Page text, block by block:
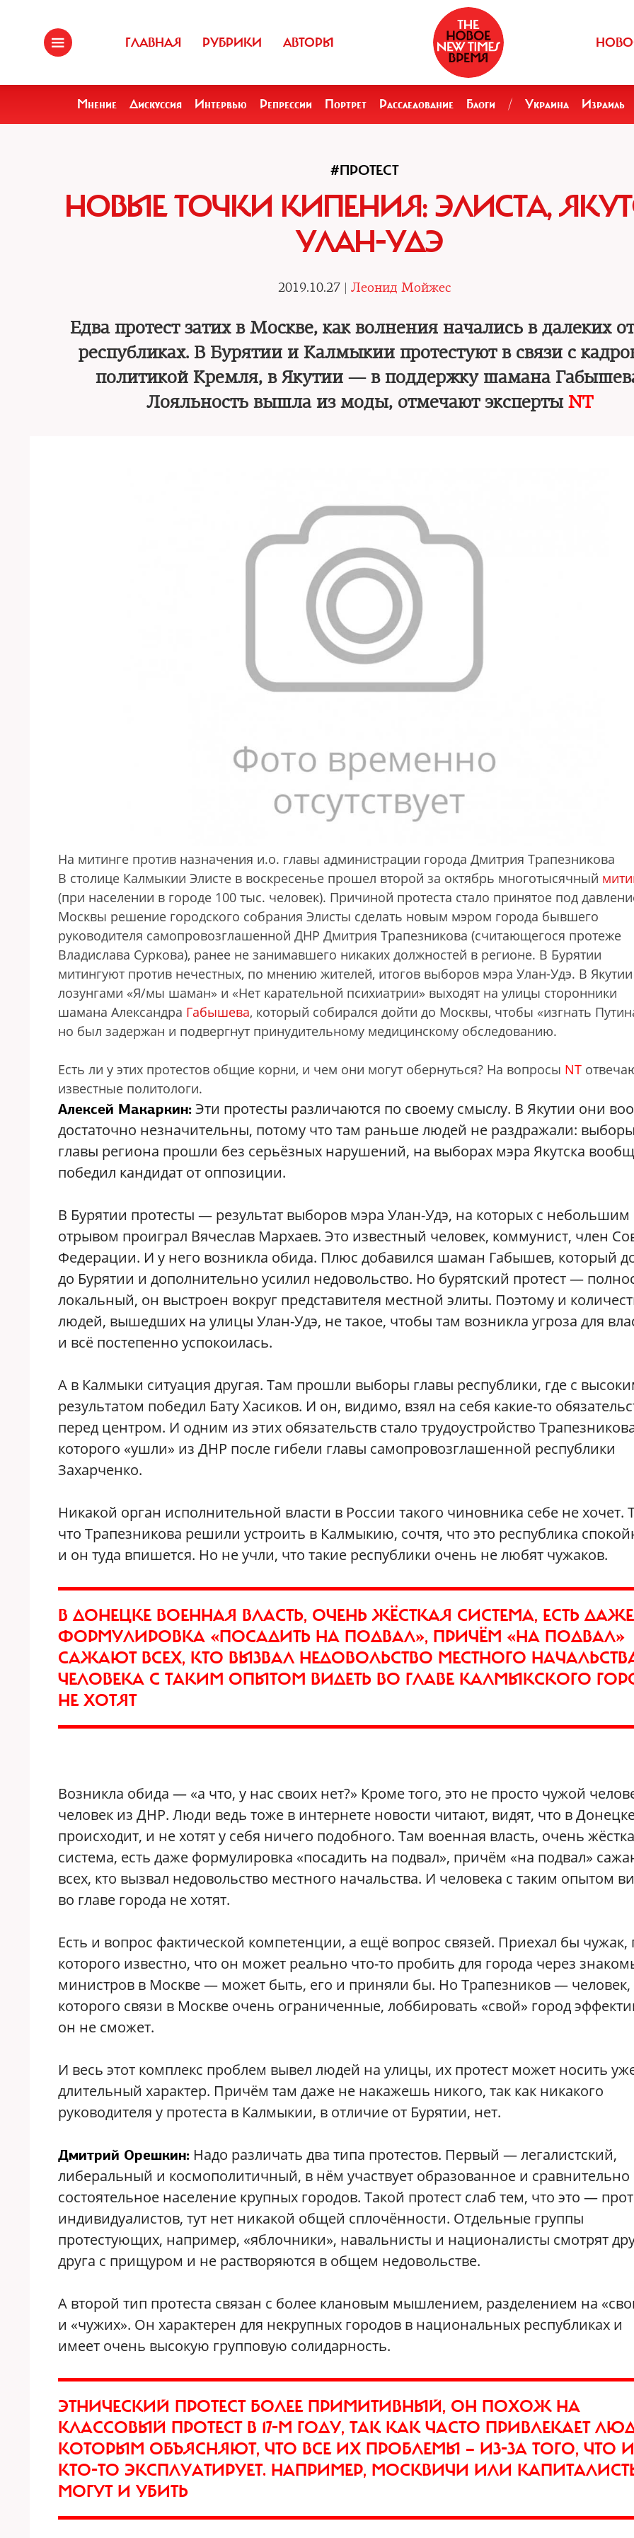
ГЛАВНАЯ РУБРИКИ АВТОРЫ
Мнение Дискуссия Интервью Репрессии Портрет Расследование Блоги / Украина Израиль
#ПРОТЕСТ
НОВЫЕ ТОЧКИ КИПЕНИЯ: ЭЛИСТА,
УЛАН-УДЭ
2019.10.27 | Леонид Мойжес
Едва протест затих в Москве, как волнения начались в далеких
республиках. В Бурятии и Калмыкии протестуют в связи с
политикой Кремля, в Якутии — в поддержку шамана
Лояльность вышла из моды, отмечают эксперты NT
На митинге против назначения и.о. главы администрации города Дмитрия Трапезникова
В столице Калмыкии Элисте в воскресенье прошел второй за октябрь многотысячный
(при населении в городе 100 тыс. человек). Причиной протеста стало принятое под
Москвы решение городского собрания Элисты сделать новым мэром города бывшего
руководителя самопровозглашенной ДНР Дмитрия Трапезникова (считающегося протеже
Владислава Суркова), ранее не занимавшего никаких должностей в регионе. В Бурятии
митингуют против нечестных, по мнению жителей, итогов выборов мэра Улан-Удэ. В
лозунгами «Я/мы шаман» и «Нет карательной психиатрии» выходят на улицы сторонники
шамана Александра Габышева, который собирался дойти до Москвы, чтобы «изгнать
но был задержан и подвергнут принудительному медицинскому обследованию.
Есть ли у этих протестов общие корни, и чем они могут обернуться? На вопросы NT
известные политологи.
Алексей Макаркин:Эти протесты различаются по своему смыслу. В Якутии они
достаточно незначительны, потому что там раньше людей не раздражали: выборы
главы региона прошли без серьёзных нарушений, на выборах мэра Якутска
победил кандидат от оппозиции.
В Бурятии протесты — результат выборов мэра Улан-Удэ, на которых с небольшим
отрывом проиграл Вячеслав Мархаев. Это известный человек, коммунист, член
Федерации. И у него возникла обида. Плюс добавился шаман Габышев, который
до Бурятии и дополнительно усилил недовольство. Но бурятский протест —
локальный, он выстроен вокруг представителя местной элиты. Поэтому и
людей, вышедших на улицы Улан-Удэ, не такое, чтобы там возникла угроза для
и всё постепенно успокоилась.
А в Калмыки ситуация другая. Там прошли выборы главы республики, где с
результатом победил Бату Хасиков. И он, видимо, взял на себя какие-то
перед центром. И одним из этих обязательств стало трудоустройство
которого «ушли» из ДНР после гибели главы самопровозглашенной республики
Захарченко.
Никакой орган исполнительной власти в России такого чиновника себе не хочет.
что Трапезникова решили устроить в Калмыкию, сочтя, что это республика
и он туда впишется. Но не учли, что такие республики очень не любят чужаков.
В ДОНЕЦКЕ ВОЕННАЯ ВЛАСТЬ, ОЧЕНЬ ЖЁСТКАЯ СИСТЕМА, ЕСТЬ ДАЖЕ
ФОРМУЛИРОВКА «ПОСАДИТЬ НА ПОДВАЛ», ПРИЧЁМ «НА ПОДВАЛ»
САЖАЮТ ВСЕХ, КТО ВЫЗВАЛ НЕДОВОЛЬСТВО МЕСТНОГО
ЧЕЛОВЕКА С ТАКИМ ОПЫТОМ ВИДЕТЬ ВО ГЛАВЕ КАЛМЫКСКОГО
НЕ ХОТЯТ
Возникла обида — «а что, у нас своих нет?» Кроме того, это не просто чужой
человек из ДНР. Люди ведь тоже в интернете новости читают, видят, что в
происходит, и не хотят у себя ничего подобного. Там военная власть, очень
система, есть даже формулировка «посадить на подвал», причём «на подвал»
всех, кто вызвал недовольство местного начальства. И человека с таким опытом
во главе города не хотят.
Есть и вопрос фактической компетенции, а ещё вопрос связей. Приехал бы чужак,
которого известно, что он может реально что-то пробить для города через
министров в Москве — может быть, его и приняли бы. Но Трапезников — человек,
которого связи в Москве очень ограниченные, лоббировать «свой» город
он не сможет.
И весь этот комплекс проблем вывел людей на улицы, их протест может носить
длительный характер. Причём там даже не накажешь никого, так как никакого
руководителя у протеста в Калмыкии, в отличие от Бурятии, нет.
Дмитрий Орешкин: Надо различать два типа протестов. Первый — легалистский,
либеральный и космополитичный, в нём участвует образованное и сравнительно
состоятельное население крупных городов. Такой протест слаб тем, что это —
индивидуалистов, тут нет никакой общей сплочённости. Отдельные группы
протестующих, например, «яблочники», навальнисты и националисты смотрят
друга с прищуром и не растворяются в общем недовольстве.
А второй тип протеста связан с более клановым мышлением, разделением на
и «чужих». Он характерен для некрупных городов в национальных республиках и
имеет очень высокую групповую солидарность.
ЭТНИЧЕСКИЙ ПРОТЕСТ БОЛЕЕ ПРИМИТИВНЫЙ, ОН ПОХОЖ НА
КЛАССОВЫЙ ПРОТЕСТ В 17-М ГОДУ, ТАК КАК ЧАСТО ПРИВЛЕКАЕТ
КОТОРЫМ ОБЪЯСНЯЮТ, ЧТО ВСЕ ИХ ПРОБЛЕМЫ — ИЗ-ЗА ТОГО, ЧТО
КТО-ТО ЭКСПЛУАТИРУЕТ. НАПРИМЕР, МОСКВИЧИ ИЛИ
МОГУТ И УБИТЬ